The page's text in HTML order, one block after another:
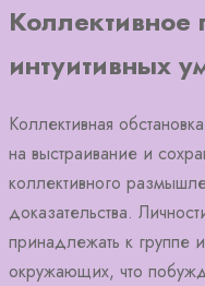
Коллективное
интуитивных
Коллективная
на выстраивание и
коллективного
доказательства.
принадлежать к группе
окружающих, что